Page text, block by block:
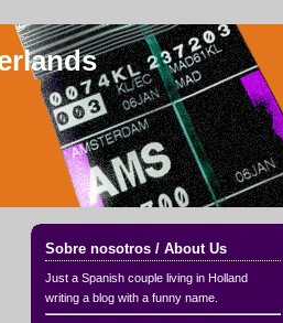
Sobre nosotros / About Us
Just a Spanish couple living in Holland
writing a blog with a funny name.